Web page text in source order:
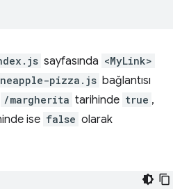
sayfasında <MyLink>
pizza.js bağlantısı
/margherita tarihinde true ,
ise false olarak